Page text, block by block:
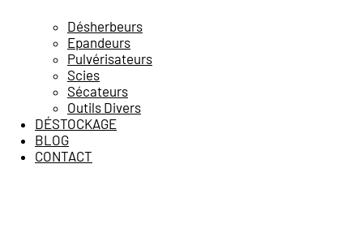
Désherbeurs
Epandeurs
Pulvérisateurs
Scies
Sécateurs
Outils Divers
DÉSTOCKAGE
BLOG
CONTACT